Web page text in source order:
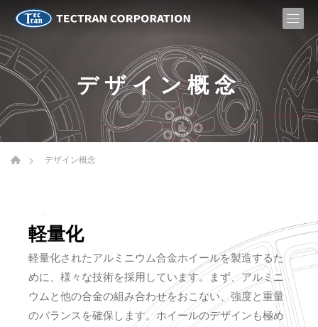
デザイン概念
デザイン概念
軽量化
軽量化されたアルミニウム合金ホイールを製造するた
めに、様々な技術を採用しています。まず、アルミニ
ウムと他の合金の組み合わせをおこない、強度と重量
のバランスを確保します。ホイールのデザインも極め